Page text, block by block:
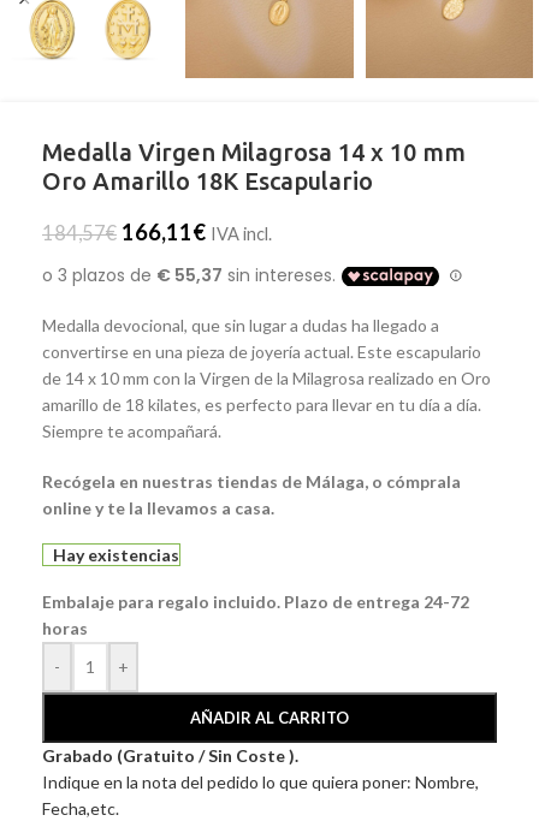
Medalla Virgen Milagrosa 14 x 10 mm
Oro Amarillo 18K Escapulario
184,57€ 166,11€ IVA incl.
Medalla devocional, que sin lugar a dudas ha llegado a
convertirse en una pieza de joyería actual. Este escapulario
de 14 x 10 mm con la Virgen de la Milagrosa realizado en Oro
amarillo de 18 kilates, es perfecto para llevar en tu día a día.
Siempre te acompañará.
Recógela en nuestras tiendas de Málaga, o cómprala
online y te la llevamos a casa.
Hay existencias
Embalaje para regalo incluido. Plazo de entrega 24-72
horas
-
+
AÑADIR AL CARRITO
Grabado (Gratuito / Sin Coste ).
Indique en la nota del pedido lo que quiera poner: Nombre,
Fecha,etc.